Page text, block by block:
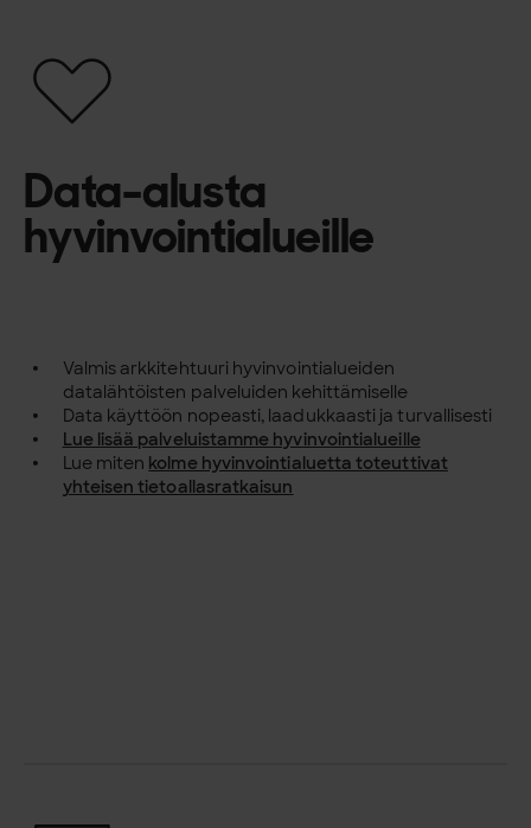
Data-alusta
hyvinvointialueille
Valmis arkkitehtuuri hyvinvointialueiden
datalähtöisten palveluiden kehittämiselle
Data käyttöön nopeasti, laadukkaasti ja turvallisesti
Lue lisää palveluistamme hyvinvointialueille
Lue miten kolme hyvinvointialuetta toteuttivat
yhteisen tietoallasratkaisun